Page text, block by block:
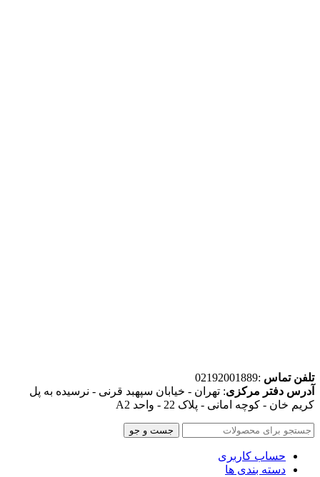
تلفن تماس :02192001889
آدرس دفتر مرکزی: تهران - خیابان سپهبد قرنی - نرسیده به پل
کریم خان - کوچه امانی - پلاک 22 - واحد A2
جست و جو
حساب کاربری
دسته بندی ها